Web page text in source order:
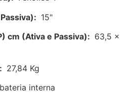
15"
cm (Ativa e Passiva): 63,5 x
27,84 Kg
interna